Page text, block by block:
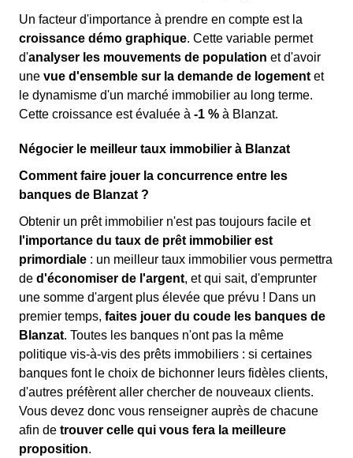
Un facteur d'importance à prendre en compte est la
croissance démo graphique. Cette variable permet
d'analyser les mouvements de population et d'avoir
une vue d'ensemble sur la demande de logement et
le dynamisme d'un marché immobilier au long terme.
Cette croissance est évaluée à -1 % à Blanzat.
Négocier le meilleur taux immobilier à Blanzat
Comment faire jouer la concurrence entre les
banques de Blanzat ?
Obtenir un prêt immobilier n'est pas toujours facile et
l'importance du taux de prêt immobilier est
primordiale : un meilleur taux immobilier vous permettra
de d'économiser de l'argent, et qui sait, d'emprunter
une somme d'argent plus élevée que prévu ! Dans un
premier temps, faites jouer du coude les banques de
Blanzat. Toutes les banques n'ont pas la même
politique vis-à-vis des prêts immobiliers : si certaines
banques font le choix de bichonner leurs fidèles clients,
d'autres préfèrent aller chercher de nouveaux clients.
Vous devez donc vous renseigner auprès de chacune
afin de trouver celle qui vous fera la meilleure
proposition.